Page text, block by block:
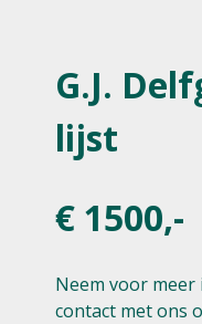
G.J.
lijst
€ 1500,-
Neem voor
contact met ons